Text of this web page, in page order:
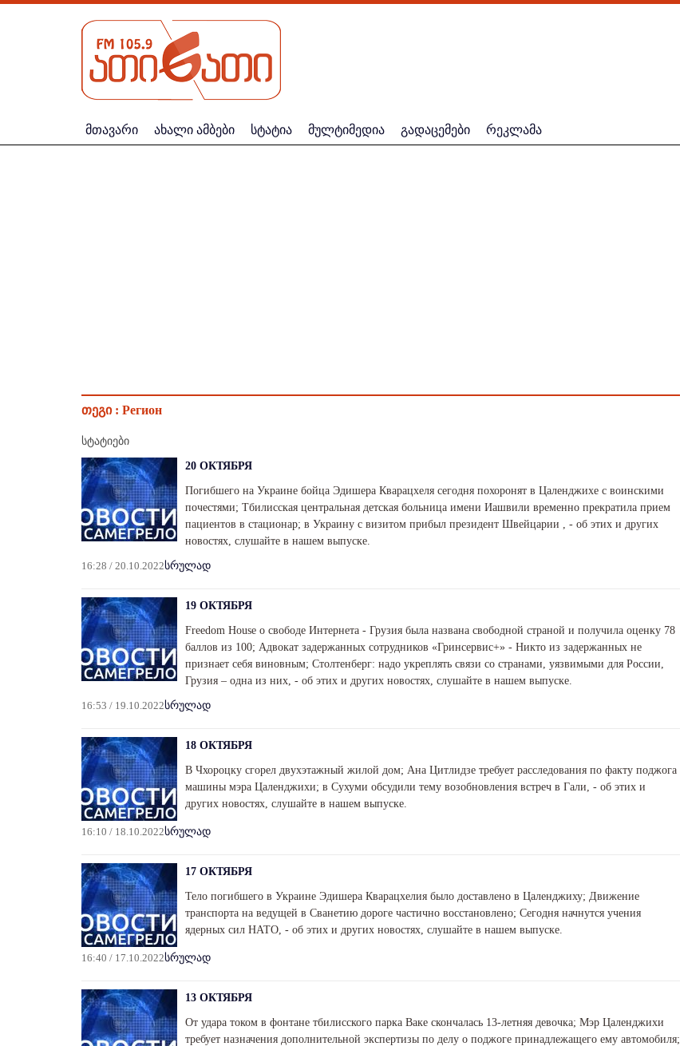
მთავარი ახალი ამბები სტატია მულტიმედია გადაცემები რეკლამა
თეგი : Регион
სტატიები
20 ОКТЯБРЯ
Погибшего на Украине бойца Эдишера Кварацхеля сегодня похоронят в Цаленджихе с воинскими
почестями; Тбилисская центральная детская больница имени Иашвили временно прекратила прием
пациентов в стационар; в Украину с визитом прибыл президент Швейцарии , - об этих и других
новостях, слушайте в нашем выпуске.
16:28 / 20.10.2022სრულად
19 ОКТЯБРЯ
Freedom House о свободе Интернета - Грузия была названа свободной страной и получила оценку 78
баллов из 100; Адвокат задержанных сотрудников «Гринсервис+» - Никто из задержанных не
признает себя виновным; Столтенберг: надо укреплять связи со странами, уязвимыми для России,
Грузия – одна из них, - об этих и других новостях, слушайте в нашем выпуске.
16:53 / 19.10.2022სრულად
18 ОКТЯБРЯ
В Чхороцку сгорел двухэтажный жилой дом; Ана Цитлидзе требует расследования по факту поджога
машины мэра Цаленджихи; в Сухуми обсудили тему возобновления встреч в Гали, - об этих и
других новостях, слушайте в нашем выпуске.
16:10 / 18.10.2022სრულად
17 ОКТЯБРЯ
Тело погибшего в Украине Эдишера Кварацхелия было доставлено в Цаленджиху; Движение
транспорта на ведущей в Сванетию дороге частично восстановлено; Сегодня начнутся учения
ядерных сил НАТО, - об этих и других новостях, слушайте в нашем выпуске.
16:40 / 17.10.2022სრულად
13 ОКТЯБРЯ
От удара током в фонтане тбилисского парка Ваке скончалась 13-летняя девочка; Мэр Цаленджихи
требует назначения дополнительной экспертизы по делу о поджоге принадлежащего ему автомобиля;